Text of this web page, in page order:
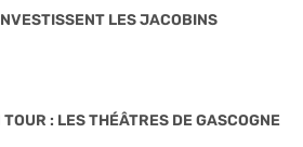
LES JACOBINS
TOUR : LES THÉÂTRES DE GASCOGNE